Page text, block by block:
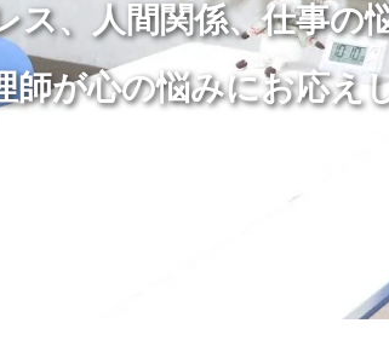
ス、人間関係、仕事の
師が心の悩みにお応え